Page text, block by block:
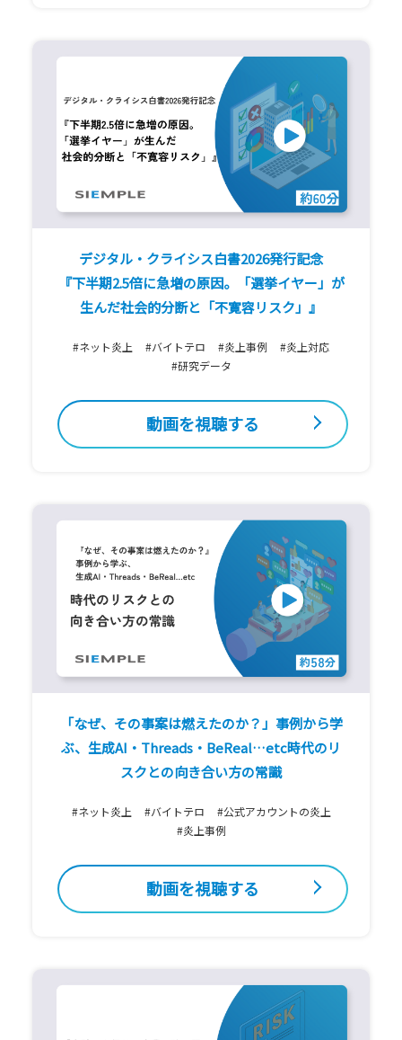
デジタル・クライシス白書2026発行記念
『下半期2.5倍に急増の原因。「選挙イヤー」が
生んだ社会的分断と「不寛容リスク」』
#ネット炎上 #バイトテロ #炎上事例
#炎上対応
#研究データ
動画を視聴する
「なぜ、その事案は燃えたのか？」事例から学
ぶ、生成AI・Threads・BeReal…etc時代のリ
スクとの向き合い方の常識
#ネット炎上 #バイトテロ
#公式アカウントの炎上
#炎上事例
動画を視聴する